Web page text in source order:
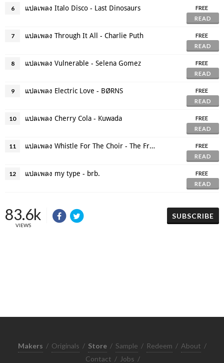
6 แปลเพลง Italo Disco - Last Dinosaurs
FREE
READ
7 แปลเพลง Through It All - Charlie Puth
FREE
READ
8 แปลเพลง Vulnerable - Selena Gomez
FREE
READ
9 แปลเพลง Electric Love - BØRNS
FREE
READ
10 แปลเพลง Cherry Cola - Kuwada
FREE
READ
11 แปลเพลง Whistle For The Choir - The Fratellis
FREE
READ
12 แปลเพลง my type - brb.
FREE
READ
83.6k
VIEWS
SUBSCRIBE
Makers / Originals / Store / Sample / Redeem / About /
Contact / Jobs /